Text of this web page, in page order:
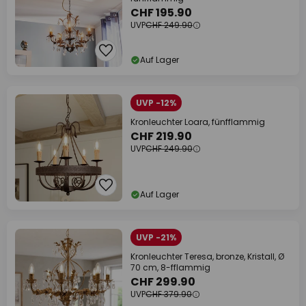
CHF 195.90
UVPCHF 249.90
Auf Lager
UVP -12%
Kronleuchter Loara, fünfflammig
CHF 219.90
UVPCHF 249.90
Auf Lager
UVP -21%
Kronleuchter Teresa, bronze, Kristall, Ø
70 cm, 8-fflammig
CHF 299.90
UVPCHF 379.90